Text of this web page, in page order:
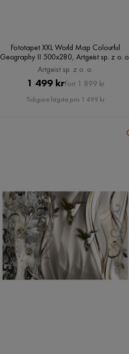
Fototapet XXL World Map Colourful
Geography II 500x280, Artgeist sp. z o.
Artgeist sp. z o. o.
Pris
1 499 krOriginal
Pris
Förr 1 899 kr
Tidigare lägsta pris 1 499 kr